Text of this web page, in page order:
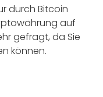
durch Bitcoin
auf
gefragt, da Sie
können.